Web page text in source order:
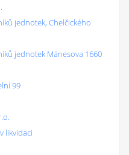
jednotek, Chelčického
jednotek Mánesova 1660
99
likvidaci